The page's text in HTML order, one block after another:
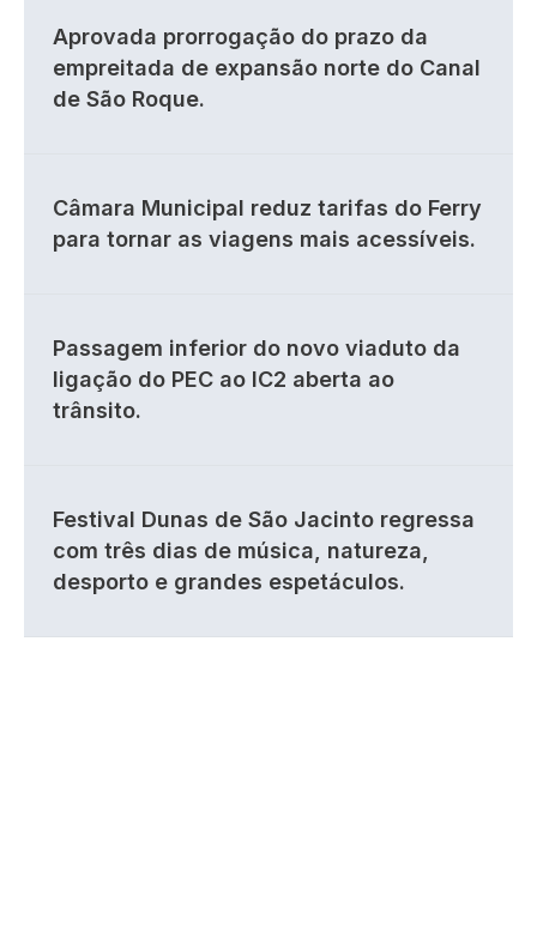
Aprovada prorrogação do prazo da
empreitada de expansão norte do Canal
de São Roque.
Câmara Municipal reduz tarifas do Ferry
para tornar as viagens mais acessíveis.
Passagem inferior do novo viaduto da
ligação do PEC ao IC2 aberta ao
trânsito.
Festival Dunas de São Jacinto regressa
com três dias de música, natureza,
desporto e grandes espetáculos.